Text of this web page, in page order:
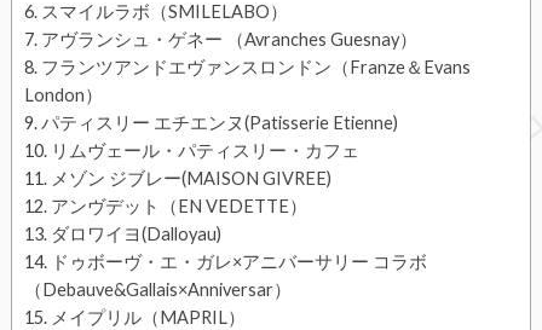
スマイルラボ（SMILELABO）
アヴランシュ・ゲネー （Avranches Guesnay）
フランツアンドエヴァンスロンドン（Franze＆Evans
London）
パティスリー エチエンヌ(Patisserie Etienne)
リムヴェール・パティスリー・カフェ
メゾン ジブレー(MAISON GIVREE)
アンヴデット（EN VEDETTE）
ダロワイヨ(Dalloyau)
ドゥボーヴ・エ・ガレ×アニバーサリー コラボ
（Debauve&Gallais×Anniversar）
メイプリル（MAPRIL）